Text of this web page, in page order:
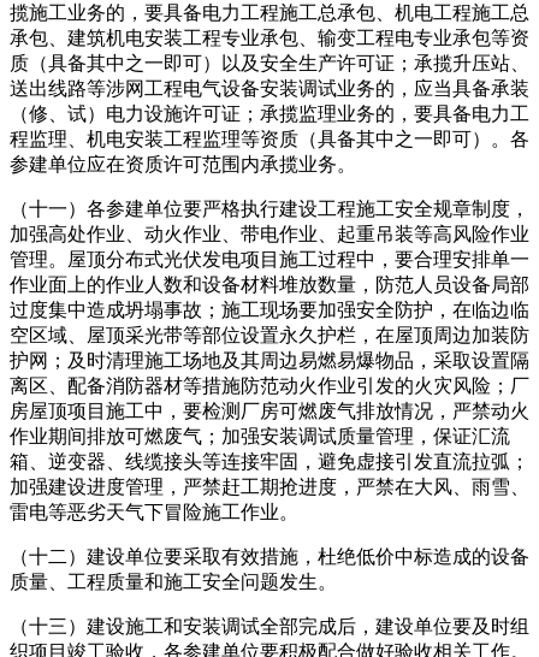
揽施工业务的，要具备电力工程施工总承包、机电工程施工总
承包、建筑机电安装工程专业承包、输变工程电专业承包等资
质（具备其中之一即可）以及安全生产许可证；承揽升压站、
送出线路等涉网工程电气设备安装调试业务的，应当具备承装
（修、试）电力设施许可证；承揽监理业务的，要具备电力工
程监理、机电安装工程监理等资质（具备其中之一即可）。各
参建单位应在资质许可范围内承揽业务。
（十一）各参建单位要严格执行建设工程施工安全规章制度，
加强高处作业、动火作业、带电作业、起重吊装等高风险作业
管理。屋顶分布式光伏发电项目施工过程中，要合理安排单一
作业面上的作业人数和设备材料堆放数量，防范人员设备局部
过度集中造成坍塌事故；施工现场要加强安全防护，在临边临
空区域、屋顶采光带等部位设置永久护栏，在屋顶周边加装防
护网；及时清理施工场地及其周边易燃易爆物品，采取设置隔
离区、配备消防器材等措施防范动火作业引发的火灾风险；厂
房屋顶项目施工中，要检测厂房可燃废气排放情况，严禁动火
作业期间排放可燃废气；加强安装调试质量管理，保证汇流
箱、逆变器、线缆接头等连接牢固，避免虚接引发直流拉弧；
加强建设进度管理，严禁赶工期抢进度，严禁在大风、雨雪、
雷电等恶劣天气下冒险施工作业。
（十二）建设单位要采取有效措施，杜绝低价中标造成的设备
质量、工程质量和施工安全问题发生。
（十三）建设施工和安装调试全部完成后，建设单位要及时组
织项目竣工验收，各参建单位要积极配合做好验收相关工作。